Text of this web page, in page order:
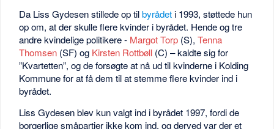
Da Liss Gydesen stillede op tilbyrådet i 1993, støttede hun
op om, at der skulle flere kvinder i byrådet. Hende og tre
andre kvindelige politikere - Margot Torp (S),Tenna
Thomsen (SF) og Kirsten Rottbøll (C) – kaldte sig for
”Kvartetten”, og de forsøgte at nå ud til kvinderne i Kolding
Kommune for at få dem til at stemme flere kvinder ind i
byrådet.
Liss Gydesen blev kun valgt ind i byrådet 1997, fordi de
borgerlige småpartier ikke kom ind, og derved var der et